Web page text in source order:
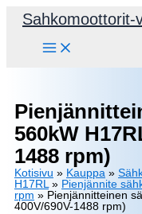
Siirry
Sahkomoottorit-
560kW
1488 rpm)
Kotisivu » Kauppa »
H17RL » Pienjännite
rpm » Pienjännitteinen
400V/690V-1488 rpm)